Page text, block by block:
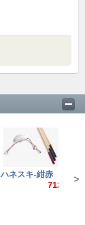
ハネスキ-紺赤
712 円
>